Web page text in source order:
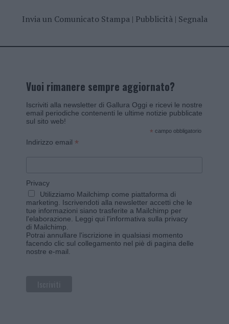
Invia un Comunicato Stampa| Pubblicità| Segnala
Vuoi rimanere sempre aggiornato?
Iscriviti alla newsletter di Gallura Oggi e ricevi le nostre
email periodiche contenenti le ultime notizie pubblicate
sul sito web!
* campo obbligatorio
Indirizzo email *
Privacy
Utilizziamo Mailchimp come piattaforma di
marketing. Iscrivendoti alla newsletter accetti che le
tue informazioni siano trasferite a Mailchimp per
l'elaborazione. Leggi qui l'informativa sulla privacy
di Mailchimp
Potrai annullare l'iscrizione in qualsiasi momento
facendo clic sul collegamento nel piè di pagina delle
nostre e-mail.